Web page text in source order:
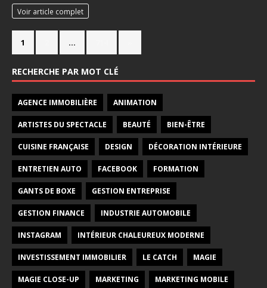
Voir article complet
1 …
RECHERCHE PAR MOT CLÉ
AGENCE IMMOBILIÈRE ANIMATION
ARTISTES DU SPECTACLE BEAUTÉ BIEN-ÊTRE
CUISINE FRANÇAISE DESIGN DÉCORATION INTÉRIEURE
ENTRETIEN AUTO FACEBOOK FORMATION
GANTS DE BOXE GESTION ENTREPRISE
GESTION FINANCE INDUSTRIE AUTOMOBILE
INSTAGRAM INTÉRIEUR CHALEUREUX MODERNE
INVESTISSEMENT IMMOBILIER LE CATCH MAGIE
MAGIE CLOSE-UP MARKETING MARKETING MOBILE